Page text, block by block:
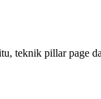
teknik pillar page